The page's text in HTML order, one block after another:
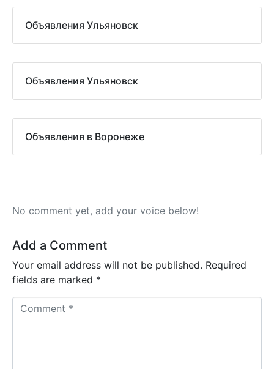
Объявления Ульяновск
Объявления Ульяновск
Объявления в Воронеже
No comment yet, add your voice below!
Add a Comment
Your email address will not be published. Required
fields are marked *